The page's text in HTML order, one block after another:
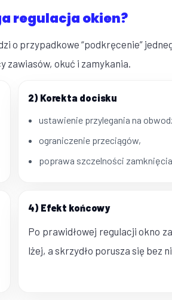
regulacja okien?
o przypadkowe “podkręcenie”
zawiasów, okuć i zamykania.
2) Korekta docisku
ustawienie przylegania na
ograniczenie przeciągów,
poprawa szczelności
4) Efekt końcowy
Po prawidłowej regulacji okno
lżej, a skrzydło porusza się bez